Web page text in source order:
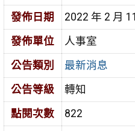
發佈日期
2022 年 2 月
發佈單位
人事室
公告類別
最新消息
公告等級
轉知
點閱次數
822